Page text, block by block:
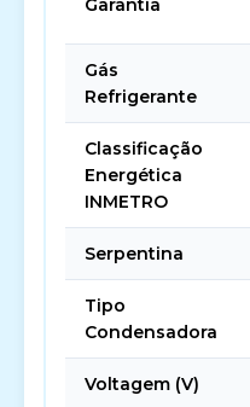
Garantia
Gás
Refrigerante
Classificação
Energética
INMETRO
Serpentina
Tipo
Condensadora
Voltagem (V)